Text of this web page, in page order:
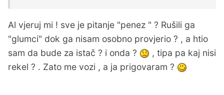
Al vjeruj mi ! sve je pitanje "penez " ? Rušili ga
"glumci" dok ga nisam osobno provjerio ? , a htio
sam da bude za istač ? i onda ?
, tipa pa kaj nisi
rekel ? . Zato me vozi , a ja prigovaram ?